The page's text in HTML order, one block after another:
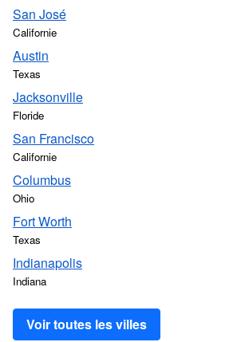
San José
Californie
Austin
Texas
Jacksonville
Floride
San Francisco
Californie
Columbus
Ohio
Fort Worth
Texas
Indianapolis
Indiana
Voir toutes les villes